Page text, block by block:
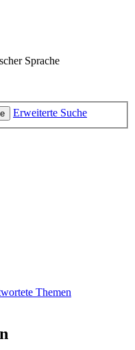
Sprache
Erweiterte Suche
Themen